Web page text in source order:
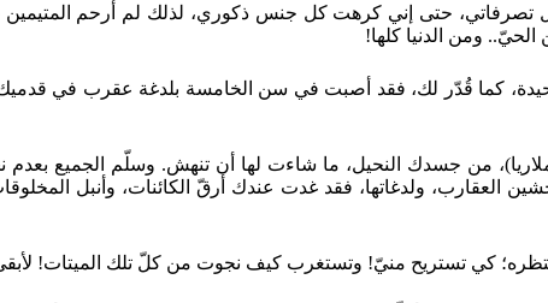
تصرفاتي، حتى إني كرهت كل جنس ذكوري، لذلك لم أرحم
ومن الدنيا كلها!
كما قُدّر لك، فقد أصبت في سن الخامسة بلدغة عقرب في
من جسدك النحيل، ما شاءت لها أن تنهش. وسلّم الجميع بعدم
العقارب، ولدغاتها، فقد غدت عندك أرقّ الكائنات، وأنبل
كي تستريح منيّ! وتستغرب كيف نجوت من كلّ تلك الميتات!